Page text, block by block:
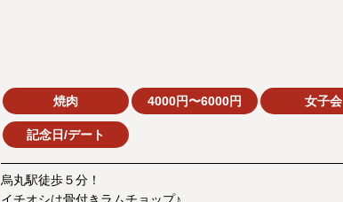
焼肉 4000円〜6000円 女子会
記念日/デート
烏丸駅徒歩５分！
イチオシは骨付きラムチョップ♪